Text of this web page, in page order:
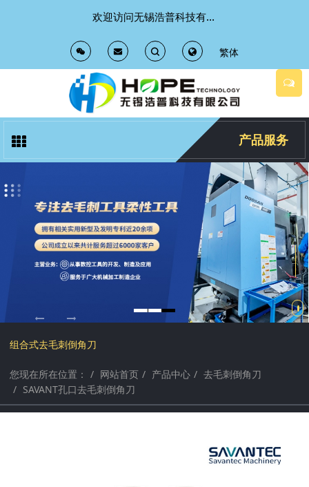
欢迎访问无锡浩普科技有限公司 官方网站
T
o
g
g
e
r
c
T
o
g
g
S
e
c
繁体
产品服务
组合式去毛刺倒角刀
您现在所在位置： 网站首页 产品中心
去毛刺倒角刀
SAVANT孔口去毛刺倒角刀